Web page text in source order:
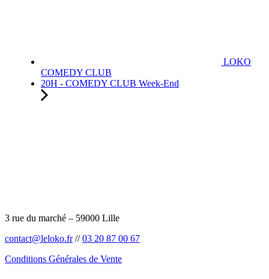
LOKO
COMEDY CLUB
20H - COMEDY CLUB Week-End
3 rue du marché – 59000 Lille
contact@leloko.fr//03 20 87 00 67
Conditions Générales de Vente